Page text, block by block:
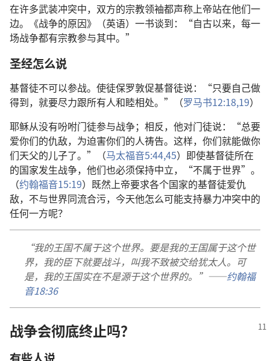
在许多武装冲突中，双方的宗教领袖都声称上帝站在他们一
边。《战争的原因》（英语）一书谈到：“自古以来，每一
场战争都有宗教参与其中。”
圣经怎么说
基督徒不可以参战。使徒保罗敦促基督徒说：“只要自己做
得到，就要尽力跟所有人和睦相处。”（罗马书12:18,19）
耶稣从没有吩咐门徒参与战争；相反，他对门徒说：“总要
爱你们的仇敌，为迫害你们的人祷告。这样，你们就能做你
们天父的儿子了。”（马太福音5:44,45）即使基督徒所在
的国家发生战争，他们也必须保持中立，“不属于世界”。
（约翰福音15:19）既然上帝要求各个国家的基督徒爱仇
敌，不与世界同流合污，今天他怎么可能支持暴力冲突中的
任何一方呢？
“我的王国不属于这个世界。要是我的王国属于这个世
界，我的臣下就要战斗，叫我不致被交给犹太人。可
是，我的王国实在不是源于这个世界的。”——约翰福
音18:36
战争会彻底终止吗？